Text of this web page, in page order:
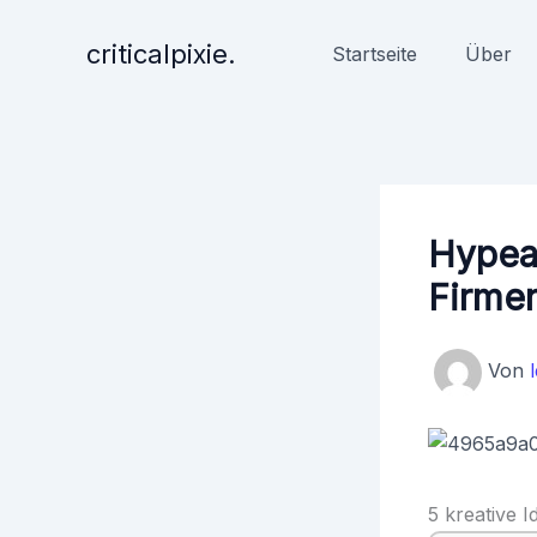
criticalpixie. Startseite Über
Von
5 kreative